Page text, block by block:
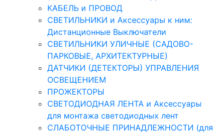
КАБЕЛЬ и ПРОВОД
СВЕТИЛЬНИКИ и Аксессуары к ним:
Дистанционные Выключатели
СВЕТИЛЬНИКИ УЛИЧНЫЕ (САДОВО-
ПАРКОВЫЕ, АРХИТЕКТУРНЫЕ)
ДАТЧИКИ (ДЕТЕКТОРЫ) УПРАВЛЕНИЯ
ОСВЕЩЕНИЕМ
ПРОЖЕКТОРЫ
СВЕТОДИОДНАЯ ЛЕНТА и Аксессуары
для монтажа светодиодных лент
СЛАБОТОЧНЫЕ ПРИНАДЛЕЖНОСТИ (для